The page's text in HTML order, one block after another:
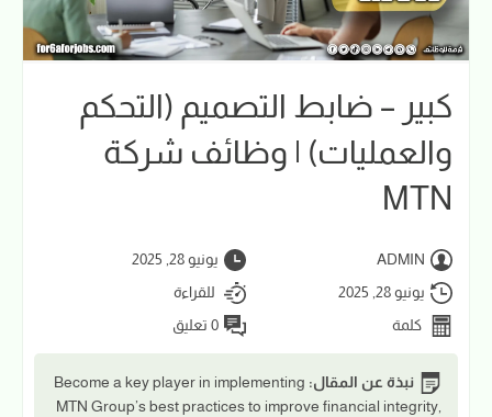
كبير – ضابط التصميم (التحكم
والعمليات) | وظائف شركة
MTN
ADMIN
يونيو 28, 2025
يونيو 28, 2025
للقراءة
كلمة
0 تعليق
نبذة عن المقال: Become a key player in implementing
MTN Group’s best practices to improve financial integrity,